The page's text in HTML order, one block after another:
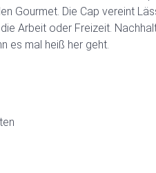
Gourmet. Die Cap vereint
Arbeit oder Freizeit.
es mal heiß her geht.